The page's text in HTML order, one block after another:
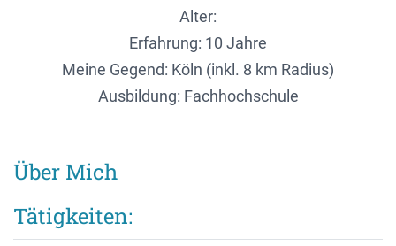
Alter:
Erfahrung: 10 Jahre
Meine Gegend: Köln (inkl. 8 km Radius)
Ausbildung: Fachhochschule
Über Mich
Tätigkeiten: